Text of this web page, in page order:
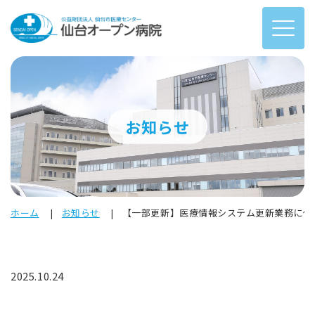
お知らせ
ホーム お知らせ 【一部更新】医療情報システム更新業務に
2025.10.24